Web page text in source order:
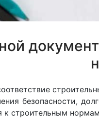
безопасности,
к строительным